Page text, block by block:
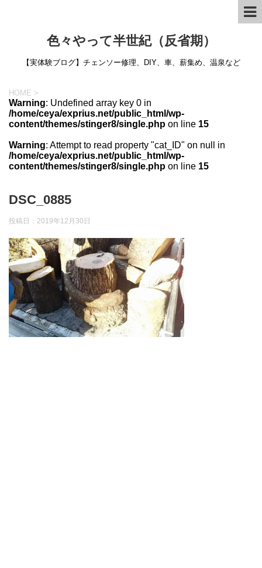
色々やって半世紀（反省期）
【実体験ブログ】チェンソー修理、DIY、車、薪集め、温泉など
HOME >
Warning: Undefined array key 0 in
/home/ceya/exprius.net/public_html/wp-
content/themes/stinger8/single.php on line 15
Warning: Attempt to read property "cat_ID" on null in
/home/ceya/exprius.net/public_html/wp-
content/themes/stinger8/single.php on line 15
DSC_0885
投稿日： 2019年12月30日